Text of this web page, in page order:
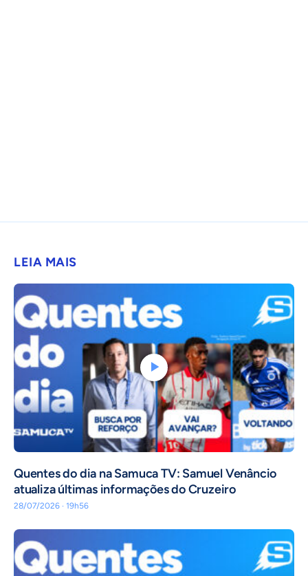
LEIA MAIS
Quentes do dia na Samuca TV: Samuel Venâncio
atualiza últimas informações do Cruzeiro
28/07/2026 · 19h56